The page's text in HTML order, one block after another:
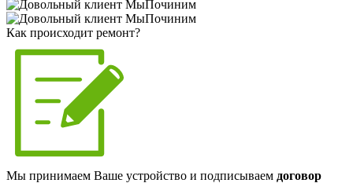
Как происходит ремонт?
Мы принимаем Ваше устройство и подписываем договор